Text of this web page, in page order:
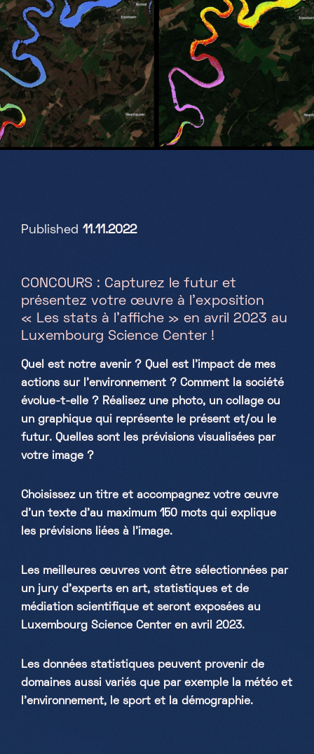
Partners
Projekte
Jobs
DE
1, rue John Ernest Dolibois
Montag - Freitag
9h-17h
Samstag, Sonntag & Feiertage
10h-18h
Published 11.11.2022
CONCOURS : Capturez le futur et
présentez votre œuvre à l’exposition
« Les stats à l’affiche » en avril 2023 au
Luxembourg Science Center !
Quel est notre avenir ? Quel est l’impact de mes
actions sur l’environnement ? Comment la société
évolue-t-elle ? Réalisez une photo, un collage ou
un graphique qui représente le présent et/ou le
futur. Quelles sont les prévisions visualisées par
votre image ?
Choisissez un titre et accompagnez votre œuvre
d’un texte d’au maximum 150 mots qui explique
les prévisions liées à l’image.
Les meilleures œuvres vont être sélectionnées par
un jury d’experts en art, statistiques et de
médiation scientifique et seront exposées au
Luxembourg Science Center en avril 2023.
Les données statistiques peuvent provenir de
domaines aussi variés que par exemple la météo et
l’environnement, le sport et la démographie.